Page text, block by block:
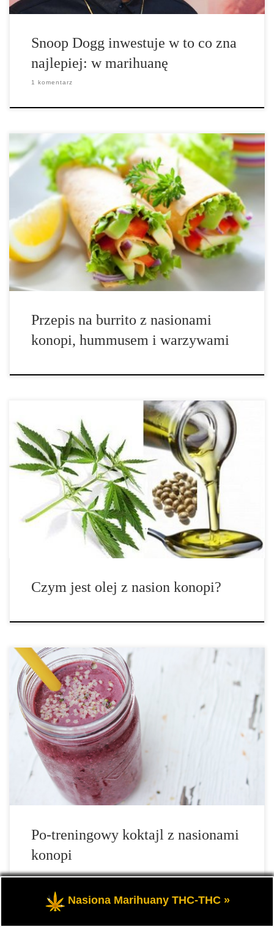
Snoop Dogg inwestuje w to co zna
najlepiej: w marihuanę
1 komentarz
Łatwy przepis na burrito, którym na pewno zachwycisz grupę
swoich przyjaciół. Następnym razem, gdy będziesz szukał pomysłu
na zdrowy i satysfakcjonujący obiad lub kolację – wybierz ten,
ponieważ z pewnością się nie zawiedziesz. Przepis jest całkowicie
wegański, czyli idealny dla […]
Przepis na burrito z nasionami
konopi, hummusem i warzywami
Co to jest olej z nasion konopi? To nie jest całkowicie to samo, co
olej konopny lub olej CBD. Zamiast tego, jest to olej
produkowany z bogatych w składniki odżywcze nasion roślin
konopi. „Olej konopny” jest terminem opisującym dowolny olejek
Czym jest olej z nasion konopi?
Ten przepis na po-treningowy koktajl zawiera w sobie nasiona
konopi, które dodają mu ekstra właściwości odżywcze. Jest to
dobry powód, dlaczego przepisy na po-treningowe koktajle są
bardziej popularne niż kiedykolwiek: Są świetnym sposobem na
zaopatrzenie się w niezbędne witaminy i […]
Po-treningowy koktajl z nasionami
konopi
Nasiona Marihuany THC-THC »